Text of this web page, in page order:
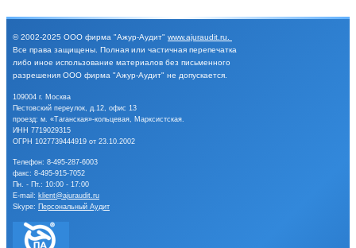
© 2002-2025 ООО фирма "Ажур-Аудит" www.ajuraudit.ru
Все права защищены. Полная или частичная перепечатка
либо иное использование материалов без письменного
разрешения ООО фирма "Ажур-Аудит" не допускается.
109004 г. Москва
Пестовский переулок, д.12, офис 13
проезд: м. «Таганская»-кольцевая, Марксистская.
ИНН 7719029315
ОГРН 1027739444919 от 23.10.2002
Телефон: 8-495-287-6003
факс: 8-495-915-7052
Пн. - Пт.: 10:00 - 17:00
E-mail: klient@ajuraudit.ru
Skype: Персональный Аудит